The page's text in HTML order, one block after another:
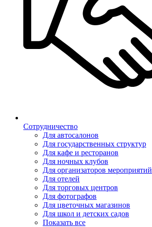
Сотрудничество
Для автосалонов
Для государственных структур
Для кафе и ресторанов
Для ночных клубов
Для организаторов мероприятий
Для отелей
Для торговых центров
Для фотографов
Для цветочных магазинов
Для школ и детских садов
Показать все